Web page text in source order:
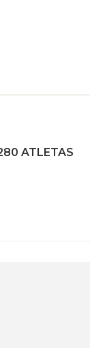
ATLETAS